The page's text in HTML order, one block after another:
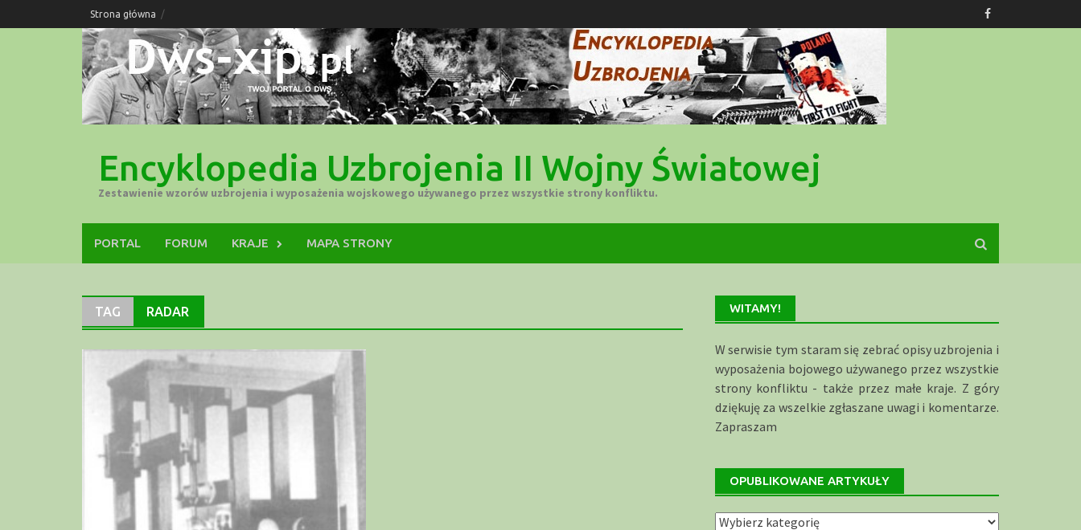
to
Strona główna
Encyklopedia Uzbrojenia II Wojny Światowej
Zestawienie wzorów uzbrojenia i wyposażenia wojskowego używanego przez wszystkie strony konfliktu.
PORTAL FORUM KRAJE MAPA STRONY
TAG RADAR WITAMY!
W serwisie tym staram się zebrać opisy uzbrojenia i
wyposażenia bojowego używanego przez wszystkie
strony konfliktu - także przez małe kraje. Z góry
dziękuję za wszelkie zgłaszane uwagi i komentarze.
Zapraszam
OPUBLIKOWANE ARTYKUŁY
Opublikowane